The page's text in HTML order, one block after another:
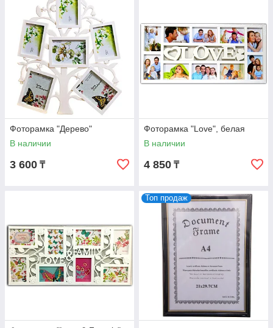
Фоторамка "Дерево"
В наличии
3 600 ₸
Фоторамка "Love", белая
В наличии
4 850 ₸
Топ продаж